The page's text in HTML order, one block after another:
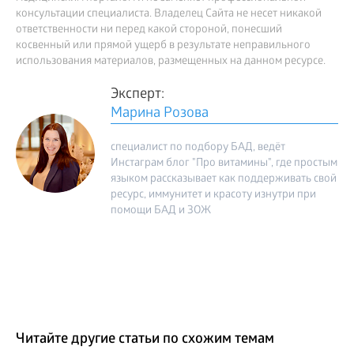
консультации специалиста. Владелец Сайта не несет никакой
ответственности ни перед какой стороной, понесший
косвенный или прямой ущерб в результате неправильного
использования материалов, размещенных на данном ресурсе.
Эксперт:
Марина Розова
специалист по подбору БАД, ведёт
Инстаграм блог "Про витамины", где простым
языком рассказывает как поддерживать свой
ресурс, иммунитет и красоту изнутри при
помощи БАД и ЗОЖ
Читайте другие статьи по схожим темам